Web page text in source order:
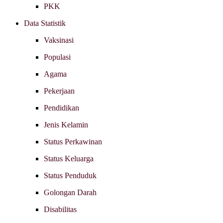
PKK
Data Statistik
Vaksinasi
Populasi
Agama
Pekerjaan
Pendidikan
Jenis Kelamin
Status Perkawinan
Status Keluarga
Status Penduduk
Golongan Darah
Disabilitas